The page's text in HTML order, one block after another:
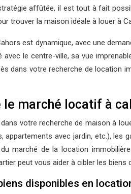
affûtée, il est tout à fait
trouver la maison idéale à louer à
est dynamique, avec une
avec le centre-ville, sa vue
dans votre recherche de location
le marché locatif à
votre recherche de maison à
appartements avec jardin, etc.),
marché de la location
peut vous aider à cibler les
disponibles en